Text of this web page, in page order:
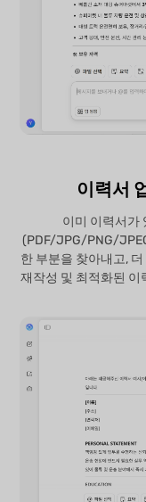
이력서
이미 이력서가
(PDF/JPG/PNG/
한 부분을 찾아내고,
재작성 및 최적화된 이